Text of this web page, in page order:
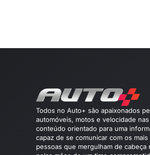
Todos no Auto+ são apaixonados
automóveis, motos e velocidade
conteúdo orientado para uma
capaz de se comunicar com os
pessoas que mergulham de